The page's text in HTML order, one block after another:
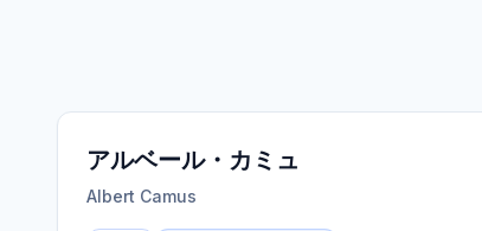
アルベール・カミュ
Albert Camus